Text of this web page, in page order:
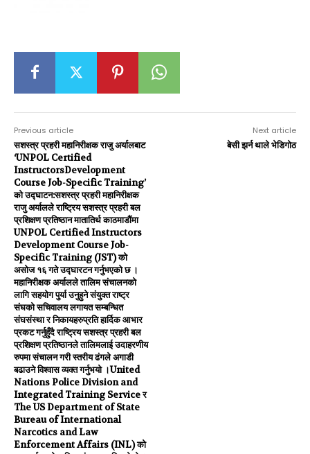
Previous article
सशस्त्र प्रहरी महानिरीक्षक राजु अर्यालबाट
‘UNPOL Certified
InstructorsDevelopment
Course Job-Specific Training’
को उद्घाटन:सशस्त्र प्रहरी महानिरीक्षक
राजु अर्यालले राष्ट्रिय सशस्त्र प्रहरी बल
प्रशिक्षण प्रतिष्ठान मातातिर्थ काठमाडौंमा
UNPOL Certified Instructors
Development Course Job-
Specific Training (JST) को
असोज १६ गते उद्घारटन गर्नुभएको छ ।
महानिरीक्षक अर्यालले तालिम संचालनको
लागि सहयोग पुर्या उनुहुने संयुक्त राष्ट्र
संघको सचिवालय लगायत सम्बन्धित
संघसंस्था र निकायहरुप्रति हार्दिक आभार
प्रकट गर्नुहुँदै राष्ट्रिय सशस्त्र प्रहरी बल
प्रशिक्षण प्रतिष्ठानले तालिमलाई उदाहरणीय
रुपमा संचालन गरी स्तरीय ढंगले अगाडी
बढाउने विश्वास व्यक्त गर्नुभयो ।United
Nations Police Division and
Integrated Training Service र
The US Department of State
Bureau of International
Narcotics and Law
Enforcement Affairs (INL) को
Next article
बेसी झर्न थाले भेडिगोठ